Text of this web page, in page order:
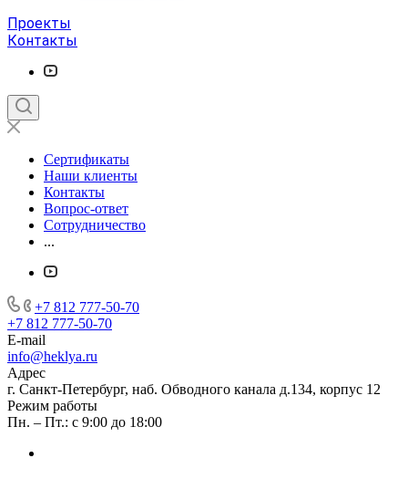
Проекты
Контакты
Сертификаты
Наши клиенты
Контакты
Вопрос-ответ
Сотрудничество
...
+7 812 777-50-70
+7 812 777-50-70
E-mail
info@heklya.ru
Адрес
г. Санкт-Петербург, наб. Обводного канала д.134, корпус 12
Режим работы
Пн. – Пт.: с 9:00 до 18:00